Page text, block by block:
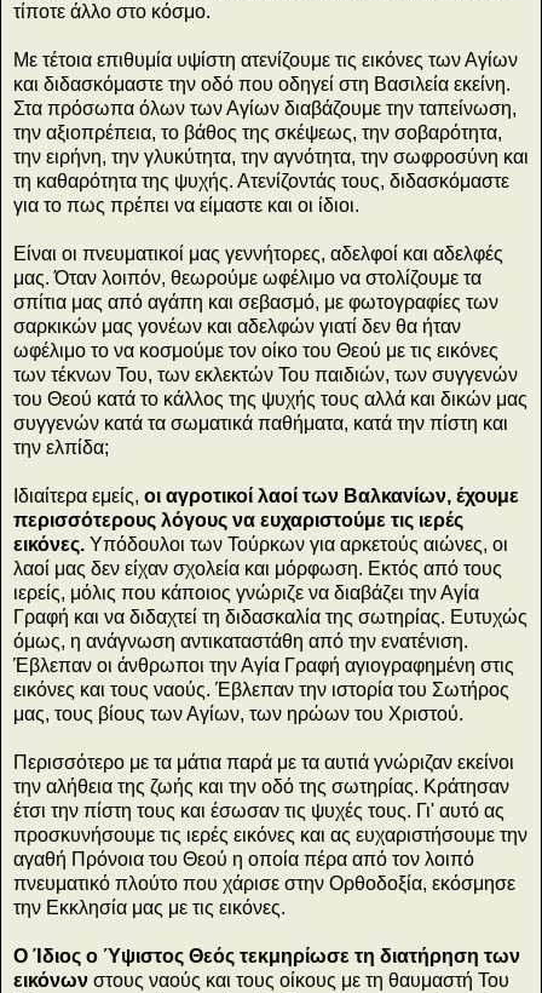
τίποτε άλλο στο κόσμο.
Με τέτοια επιθυμία υψίστη ατενίζουμε τις εικόνες των Αγίων
και διδασκόμαστε την οδό που οδηγεί στη Βασιλεία εκείνη.
Στα πρόσωπα όλων των Αγίων διαβάζουμε την ταπείνωση,
την αξιοπρέπεια, το βάθος της σκέψεως, την σοβαρότητα,
την ειρήνη, την γλυκύτητα, την αγνότητα, την σωφροσύνη και
τη καθαρότητα της ψυχής. Ατενίζοντάς τους, διδασκόμαστε
για το πως πρέπει να είμαστε και οι ίδιοι.
Είναι οι πνευματικοί μας γεννήτορες, αδελφοί και αδελφές
μας. Όταν λοιπόν, θεωρούμε ωφέλιμο να στολίζουμε τα
σπίτια μας από αγάπη και σεβασμό, με φωτογραφίες των
σαρκικών μας γονέων και αδελφών γιατί δεν θα ήταν
ωφέλιμο το να κοσμούμε τον οίκο του Θεού με τις εικόνες
των τέκνων Του, των εκλεκτών Του παιδιών, των συγγενών
του Θεού κατά το κάλλος της ψυχής τους αλλά και δικών μας
συγγενών κατά τα σωματικά παθήματα, κατά την πίστη και
την ελπίδα;
Ιδιαίτερα εμείς, οι αγροτικοί λαοί των Βαλκανίων, έχουμε
περισσότερους λόγους να ευχαριστούμε τις ιερές
εικόνες. Υπόδουλοι των Τούρκων για αρκετούς αιώνες, οι
λαοί μας δεν είχαν σχολεία και μόρφωση. Εκτός από τους
ιερείς, μόλις που κάποιος γνώριζε να διαβάζει την Αγία
Γραφή και να διδαχτεί τη διδασκαλία της σωτηρίας. Ευτυχώς
όμως, η ανάγνωση αντικαταστάθη από την ενατένιση.
Έβλεπαν οι άνθρωποι την Αγία Γραφή αγιογραφημένη στις
εικόνες και τους ναούς. Έβλεπαν την ιστορία του Σωτήρος
μας, τους βίους των Αγίων, των ηρώων του Χριστού.
Περισσότερο με τα μάτια παρά με τα αυτιά γνώριζαν εκείνοι
την αλήθεια της ζωής και την οδό της σωτηρίας. Κράτησαν
έτσι την πίστη τους και έσωσαν τις ψυχές τους. Γι' αυτό ας
προσκυνήσουμε τις ιερές εικόνες και ας ευχαριστήσουμε την
αγαθή Πρόνοια του Θεού η οποία πέρα από τον λοιπό
πνευματικό πλούτο που χάρισε στην Ορθοδοξία, εκόσμησε
την Εκκλησία μας με τις εικόνες.
Ο Ίδιος ο Ύψιστος Θεός τεκμηρίωσε τη διατήρηση των
εικόνων στους ναούς και τους οίκους με τη θαυμαστή Του